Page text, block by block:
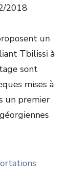
2018
un
Tbilissi à
sont
mises à
un premier